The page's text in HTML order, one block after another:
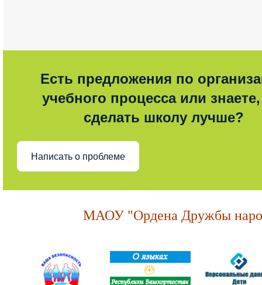
Есть предложения по
учебного процесса или знаете,
сделать школу лучше?
Написать о проблеме
МАОУ "Ордена Дружбы